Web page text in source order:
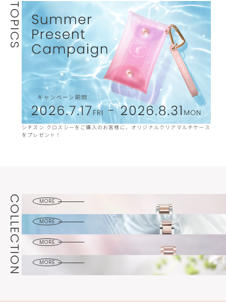
TOPICS
​シチズン クロスシーを​ご購入の​お客様に、​オリジナルクリアマルチケース
を​プレゼント！​
COLLECTION MORE
みずみずしく
MORE
collection
大地のようにおおらかで
MORE
basic
collection
コーディネートを選ばない
MORE